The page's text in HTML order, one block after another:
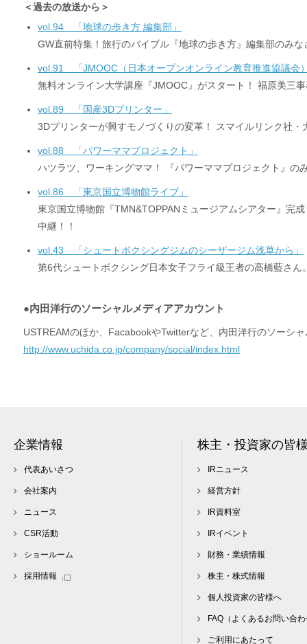
＜過去の放送から＞
vol.94 「地球の歩き方 編集部」
GW直前特集！旅行のバイブル『地球の歩き方』編集部のみ
vol.91 「JMOOC（日本オープンオンライン教育推進協議会
無料オンライン大学講座『JMOOC』がスタート！ 福原美三
vol.89 「国産3Dプリンター」
3Dプリンターが興すモノづくりの変革！ スマイルリンク社
vol.88 「パワーママプロジェクト」
ハツラツ、ワーキングママ！ 『パワーママプロジェクト』の
vol.86 「東京国立博物館ライブ」
東京国立博物館『TMN&TOPPANミュージアムシアター』完
中継！！
vol.43 「シュートボクシングジムのシーザージム浅草から」
第6代シュートボクシング日本女子フライ級王者の高橋藍さ
●内田洋行のソーシャルメディアアカウント
USTREAMのほか、FacabookやTwitterなど、内田洋行のソーシ
http://www.uchida.co.jp/company/social/index.html
企業情報
代表あいさつ
会社案内
ニュース
CSR活動
ショールーム
採用情報
株主・投資家の皆
IRニュース
経営方針
IR資料室
IRイベント
財務・業績情報
株主・株式情報
個人投資家の皆様へ
FAQ（よくあるお問い合
ご利用にあたって